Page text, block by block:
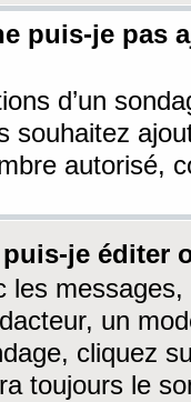
puis-je pas
d’un
souhaitez
autorisé,
puis-je éditer
les
un
cliquez
toujours le